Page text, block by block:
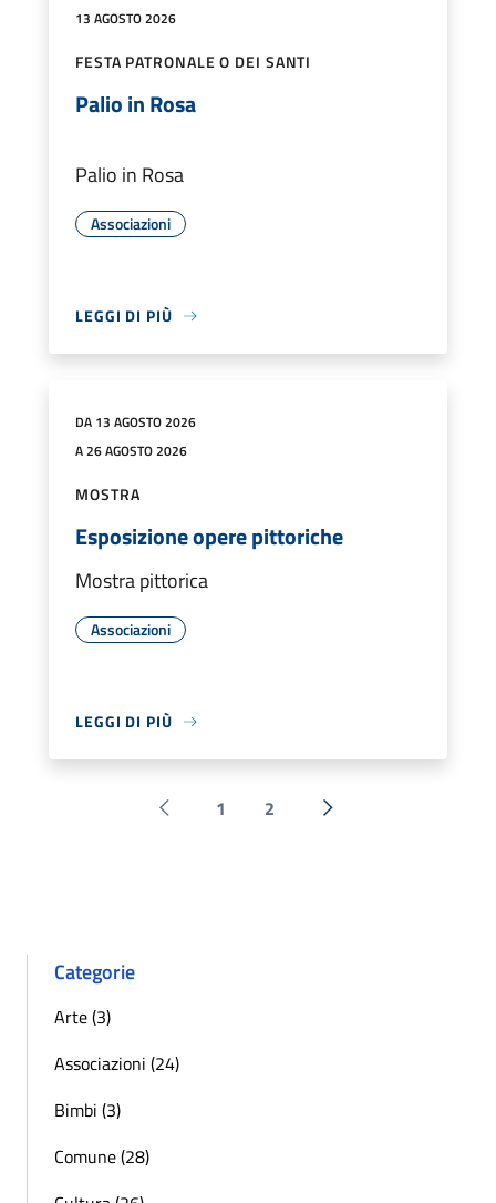
13 AGOSTO 2026
FESTA PATRONALE O DEI SANTI
Palio in Rosa
Palio in Rosa
Associazioni
LEGGI DI PIÙ
DA 13 AGOSTO 2026
A 26 AGOSTO 2026
MOSTRA
Esposizione opere pittoriche
Mostra pittorica
Associazioni
LEGGI DI PIÙ
Pagina precedente
1 2 Successiva »
Categorie
Arte (3)
Associazioni (24)
Bimbi (3)
Comune (28)